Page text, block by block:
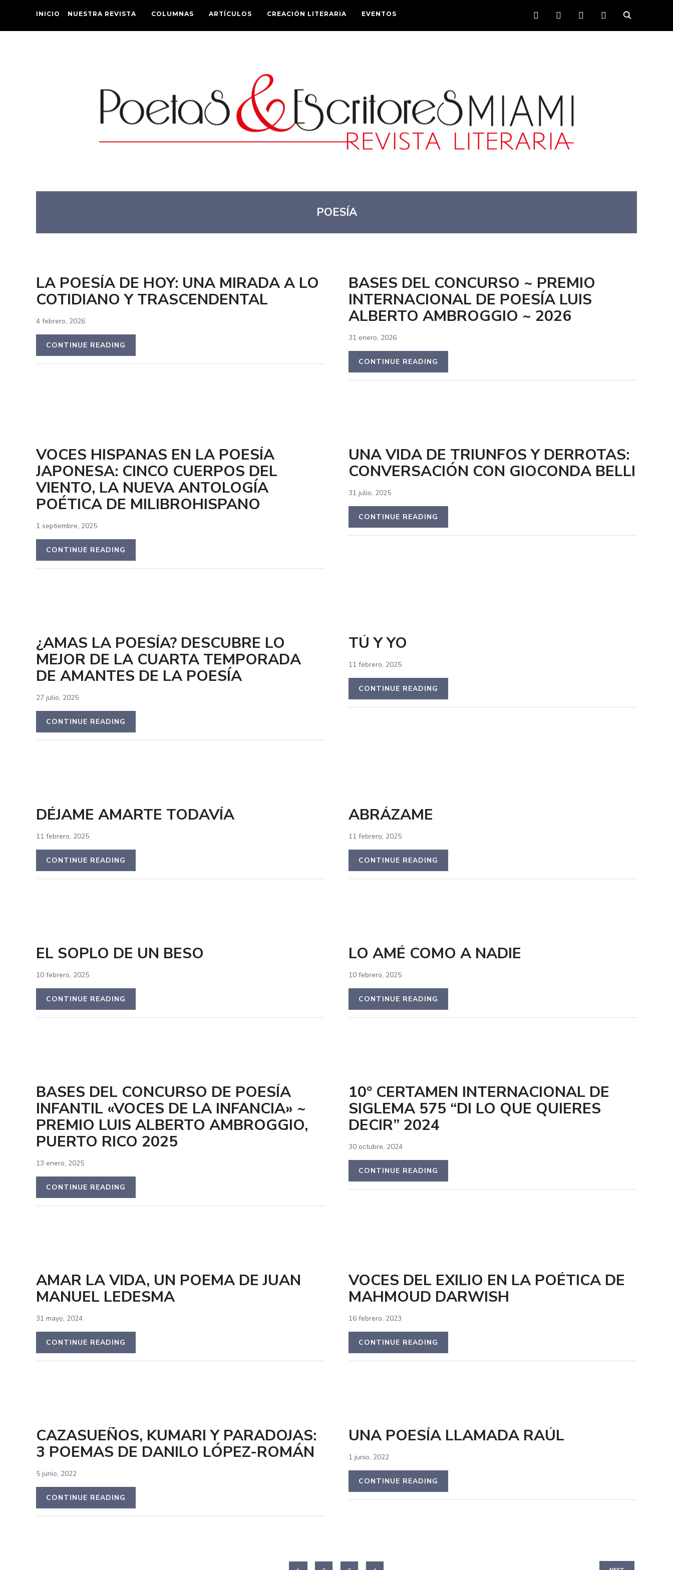
INICIO NUESTRA REVISTA COLUMNAS ARTÍCULOS CREACIÓN LITERARIA EVENTOS FACEBOOKTWITTERINSTAGRAMYOUTUBE
POESÍA
LA POESÍA DE HOY: UNA MIRADA A LO
COTIDIANO Y TRASCENDENTAL
4 febrero, 2026
CONTINUE READING
BASES DEL CONCURSO ~ PREMIO
INTERNACIONAL DE POESÍA LUIS
ALBERTO AMBROGGIO ~ 2026
31 enero, 2026
CONTINUE READING
VOCES HISPANAS EN LA POESÍA
JAPONESA: CINCO CUERPOS DEL
VIENTO, LA NUEVA ANTOLOGÍA
POÉTICA DE MILIBROHISPANO
1 septiembre, 2025
CONTINUE READING
UNA VIDA DE TRIUNFOS Y DERROTAS:
CONVERSACIÓN CON GIOCONDA BELLI
31 julio, 2025
CONTINUE READING
¿AMAS LA POESÍA? DESCUBRE LO
MEJOR DE LA CUARTA TEMPORADA
DE AMANTES DE LA POESÍA
27 julio, 2025
CONTINUE READING
TÚ Y YO
11 febrero, 2025
CONTINUE READING
DÉJAME AMARTE TODAVÍA
11 febrero, 2025
CONTINUE READING
ABRÁZAME
11 febrero, 2025
CONTINUE READING
EL SOPLO DE UN BESO
10 febrero, 2025
CONTINUE READING
LO AMÉ COMO A NADIE
10 febrero, 2025
CONTINUE READING
BASES DEL CONCURSO DE POESÍA
INFANTIL «VOCES DE LA INFANCIA» ~
PREMIO LUIS ALBERTO AMBROGGIO,
PUERTO RICO 2025
13 enero, 2025
CONTINUE READING
10º CERTAMEN INTERNACIONAL DE
SIGLEMA 575 “DI LO QUE QUIERES
DECIR” 2024
30 octubre, 2024
CONTINUE READING
AMAR LA VIDA, UN POEMA DE JUAN
MANUEL LEDESMA
31 mayo, 2024
CONTINUE READING
VOCES DEL EXILIO EN LA POÉTICA DE
MAHMOUD DARWISH
16 febrero, 2023
CONTINUE READING
CAZASUEÑOS, KUMARI Y PARADOJAS:
3 POEMAS DE DANILO LÓPEZ-ROMÁN
5 junio, 2022
CONTINUE READING
UNA POESÍA LLAMADA RAÚL
1 junio, 2022
CONTINUE READING